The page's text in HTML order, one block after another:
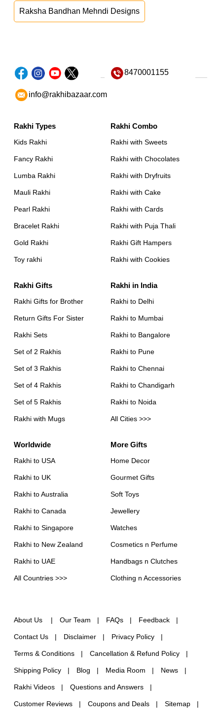
Raksha Bandhan Mehndi Designs
8470001155
info@rakhibazaar.com
Rakhi Types
Kids Rakhi
Fancy Rakhi
Lumba Rakhi
Mauli Rakhi
Pearl Rakhi
Bracelet Rakhi
Gold Rakhi
Toy rakhi
Rakhi Combo
Rakhi with Sweets
Rakhi with Chocolates
Rakhi with Dryfruits
Rakhi with Cake
Rakhi with Cards
Rakhi with Puja Thali
Rakhi Gift Hampers
Rakhi with Cookies
Rakhi Gifts
Rakhi Gifts for Brother
Return Gifts For Sister
Rakhi Sets
Set of 2 Rakhis
Set of 3 Rakhis
Set of 4 Rakhis
Set of 5 Rakhis
Rakhi with Mugs
Rakhi in India
Rakhi to Delhi
Rakhi to Mumbai
Rakhi to Bangalore
Rakhi to Pune
Rakhi to Chennai
Rakhi to Chandigarh
Rakhi to Noida
All Cities >>>
Worldwide
Rakhi to USA
Rakhi to UK
Rakhi to Australia
Rakhi to Canada
Rakhi to Singapore
Rakhi to New Zealand
Rakhi to UAE
All Countries >>>
More Gifts
Home Decor
Gourmet Gifts
Soft Toys
Jewellery
Watches
Cosmetics n Perfume
Handbags n Clutches
Clothing n Accessories
About Us Our Team FAQs Feedback
Contact Us Disclaimer Privacy Policy
Terms & Conditions Cancellation & Refund Policy
Shipping Policy Blog Media Room News
Rakhi Videos Questions and Answers
Customer Reviews Coupons and Deals Sitemap